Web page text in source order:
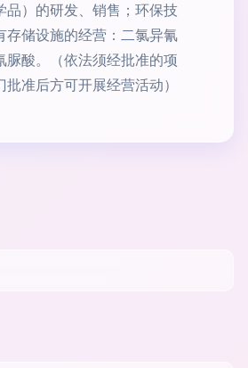
品）的研发、销售；环保技
存储设施的经营：二氯异氰
脲酸。（依法须经批准的项
准后方可开展经营活动）